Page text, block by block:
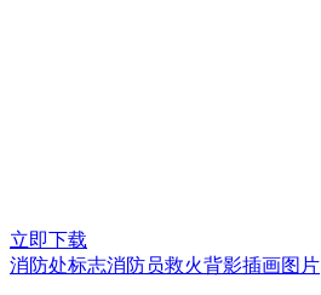
立即下载
消防处标志消防员救火背影插画图片